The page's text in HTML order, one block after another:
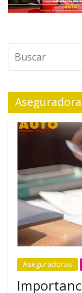
Aseguradoras